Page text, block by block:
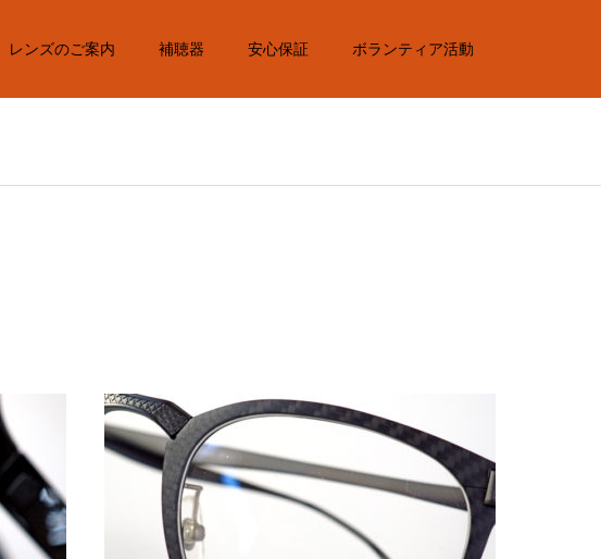
レンズのご案内 補聴器 安心保証 ボランティア活動